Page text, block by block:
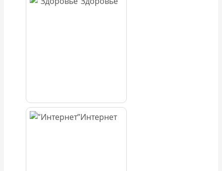
Интернет